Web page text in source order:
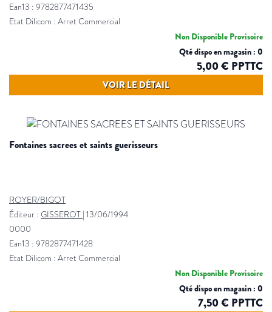
Ean13 : 9782877471435
Etat Dilicom : Arret Commercial
Non Disponible Provisoire
Qté dispo en magasin : 0
5,00 € PPTTC
VOIR LE DÉTAIL
fontaines sacrees et saints guerisseurs
ROYER/BIGOT
Éditeur : GISSEROT 13/06/1994
0000
Ean13 : 9782877471428
Etat Dilicom : Arret Commercial
Non Disponible Provisoire
Qté dispo en magasin : 0
7,50 € PPTTC